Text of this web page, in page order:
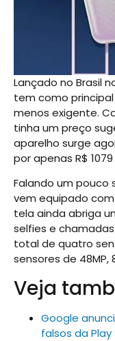
Lançado no Brasil
tem como
menos exigente.
tinha um preço
aparelho surge
por apenas R$
Falando um pouco
vem equipado com
tela ainda abriga
selfies e
total de quatro
sensores de 48MP,
Veja
Google
falsos da Play